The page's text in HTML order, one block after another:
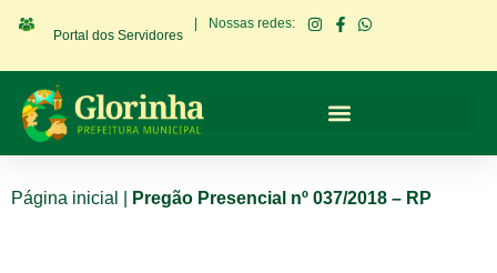
Portal dos Servidores
Nossas redes:
Página inicial Pregão Presencial nº 037/2018 – RP